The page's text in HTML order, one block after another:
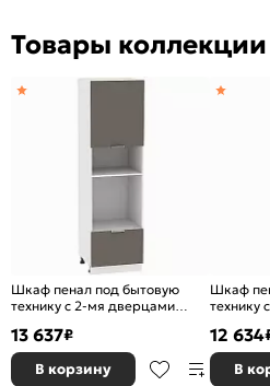
Товары
Шкаф пенал под бытовую
технику с 2-мя дверцами
шкафов высотой 920) Смоки
Софт-Белый
13 637₽
В корзину
Шкаф
технику
шкафов
Софт-
12 634
В